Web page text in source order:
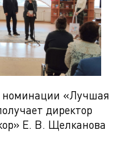
«Лучшая
директор
Е. В. Щелканова